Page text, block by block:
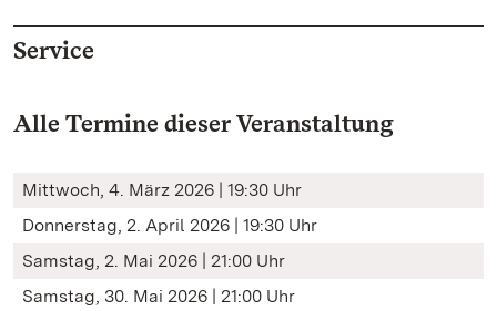
Service
Alle Termine dieser Veranstaltung
Mittwoch, 4. März 2026 | 19:30 Uhr
Donnerstag, 2. April 2026 | 19:30 Uhr
Samstag, 2. Mai 2026 | 21:00 Uhr
Samstag, 30. Mai 2026 | 21:00 Uhr